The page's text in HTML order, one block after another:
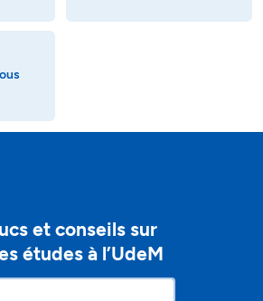
et conseils sur
études à l’UdeM